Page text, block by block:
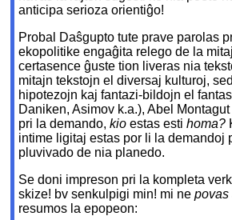
anticipa serioza orientiĝo!
Probal Daŝgupto tute prave parolas
ekopolitike engaĝita relego de la
certasence ĝuste tion liveras nia
mitajn tekstojn el diversaj kulturoj,
hipotezojn kaj fantazi-bildojn el
Daniken, Asimov k.a.), Abel
pri la demando,kioestas estihoma?
intime ligitaj estas por li la demandoj
pluvivado de nia planedo.
Se doni impreson pri la kompleta
skize! bv senkulpigi min! mi nepovas
resumos la epopeon: